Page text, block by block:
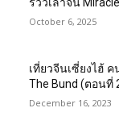
October 6, 2025
เที่ยวจีนเซี่ยงไฮ้ ค
The Bund (ตอนที่
December 16, 2023